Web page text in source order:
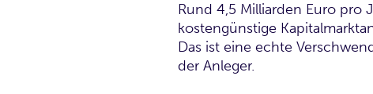
Rund 4,5 Milliarden Euro pro
kostengünstige
Das ist eine echte
der Anleger.